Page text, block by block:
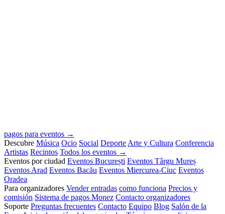
pagos para eventos →
Descubre Música Ocio Social Deporte Arte y Cultura Conferencia
Artistas Recintos Todos los eventos →
Eventos por ciudad Eventos București Eventos Târgu Mureș
Eventos Arad Eventos Bacău Eventos Miercurea-Ciuc Eventos
Oradea
Para organizadores Vender entradas como funciona Precios y
comisión Sistema de pagos Monez Contacto organizadores
Soporte Preguntas frecuentes Contacto Equipo Blog Salón de la